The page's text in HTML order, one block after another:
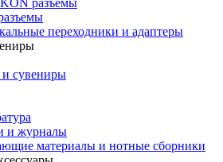
разъемы
переходники и адаптеры
и сувениры
и журналы
материалы и нотные сборники